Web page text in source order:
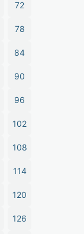
72
78
84
90
96
102
108
114
120
126